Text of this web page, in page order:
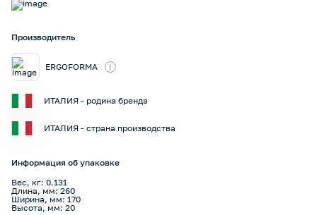
Производитель
ERGOFORMA i
ИТАЛИЯ - родина бренда
ИТАЛИЯ - страна производства
Информация об упаковке
Вес, кг: 0.131
Длина, мм: 260
Ширина, мм: 170
Высота, мм: 20